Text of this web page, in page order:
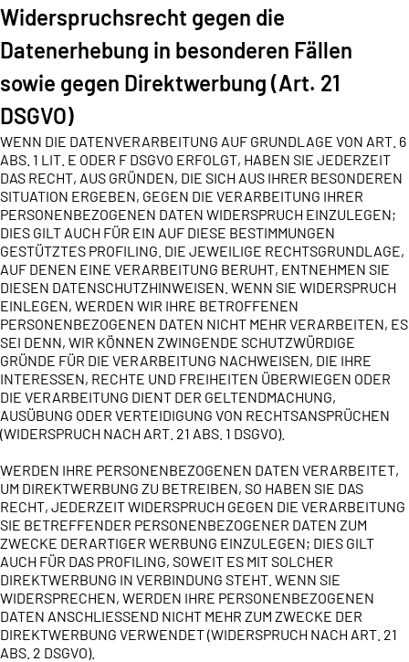
Widerspruchsrecht gegen die
Datenerhebung in besonderen Fällen
sowie gegen Direktwerbung (Art. 21
DSGVO)
WENN DIE DATENVERARBEITUNG AUF GRUNDLAGE VON ART. 6
ABS. 1 LIT. E ODER F DSGVO ERFOLGT, HABEN SIE JEDERZEIT
DAS RECHT, AUS GRÜNDEN, DIE SICH AUS IHRER BESONDEREN
SITUATION ERGEBEN, GEGEN DIE VERARBEITUNG IHRER
PERSONENBEZOGENEN DATEN WIDERSPRUCH EINZULEGEN;
DIES GILT AUCH FÜR EIN AUF DIESE BESTIMMUNGEN
GESTÜTZTES PROFILING. DIE JEWEILIGE RECHTSGRUNDLAGE,
AUF DENEN EINE VERARBEITUNG BERUHT, ENTNEHMEN SIE
DIESEN DATENSCHUTZHINWEISEN. WENN SIE WIDERSPRUCH
EINLEGEN, WERDEN WIR IHRE BETROFFENEN
PERSONENBEZOGENEN DATEN NICHT MEHR VERARBEITEN, ES
SEI DENN, WIR KÖNNEN ZWINGENDE SCHUTZWÜRDIGE
GRÜNDE FÜR DIE VERARBEITUNG NACHWEISEN, DIE IHRE
INTERESSEN, RECHTE UND FREIHEITEN ÜBERWIEGEN ODER
DIE VERARBEITUNG DIENT DER GELTENDMACHUNG,
AUSÜBUNG ODER VERTEIDIGUNG VON RECHTSANSPRÜCHEN
(WIDERSPRUCH NACH ART. 21 ABS. 1 DSGVO).
WERDEN IHRE PERSONENBEZOGENEN DATEN VERARBEITET,
UM DIREKTWERBUNG ZU BETREIBEN, SO HABEN SIE DAS
RECHT, JEDERZEIT WIDERSPRUCH GEGEN DIE VERARBEITUNG
SIE BETREFFENDER PERSONENBEZOGENER DATEN ZUM
ZWECKE DERARTIGER WERBUNG EINZULEGEN; DIES GILT
AUCH FÜR DAS PROFILING, SOWEIT ES MIT SOLCHER
DIREKTWERBUNG IN VERBINDUNG STEHT. WENN SIE
WIDERSPRECHEN, WERDEN IHRE PERSONENBEZOGENEN
DATEN ANSCHLIESSEND NICHT MEHR ZUM ZWECKE DER
DIREKTWERBUNG VERWENDET (WIDERSPRUCH NACH ART. 21
ABS. 2 DSGVO).